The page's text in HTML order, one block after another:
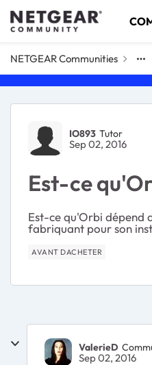
Skip to content
NETGEAR Communities
Forum
IO893 Tutor
Sep 02, 2016
Est-ce
Est-ce qu'Orbi dépend
fabriquant pour son
AVANT DACHETER
ValerieD
Sep 02, 2016